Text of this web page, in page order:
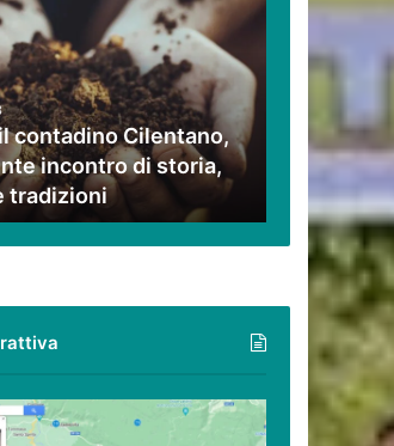
contadino Cilentano,
incontro di storia,
tradizioni